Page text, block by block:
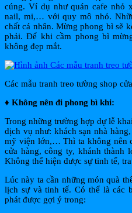
cúng. Ví dụ như quán cafe nhỏ
nail, mi,… với quy mô nhỏ.
chất cá nhân. Mừng phong bì sẽ
phải. Để khi cầm phong bì
không đẹp mắt.
Các mẫu tranh treo tường shop
♦ Không nên đi phong bì khi:
Trong những trường hợp dự lễ
dịch vụ như: khách sạn nhà
mỹ viện lớn,… Thì ta không nên
cửa hàng, công ty, khánh thành
Không thể hiện được sự tinh tế,
Lúc này ta cần những món quà
lịch sự và tinh tế. Có thể là các
phát được gợi ý trong: